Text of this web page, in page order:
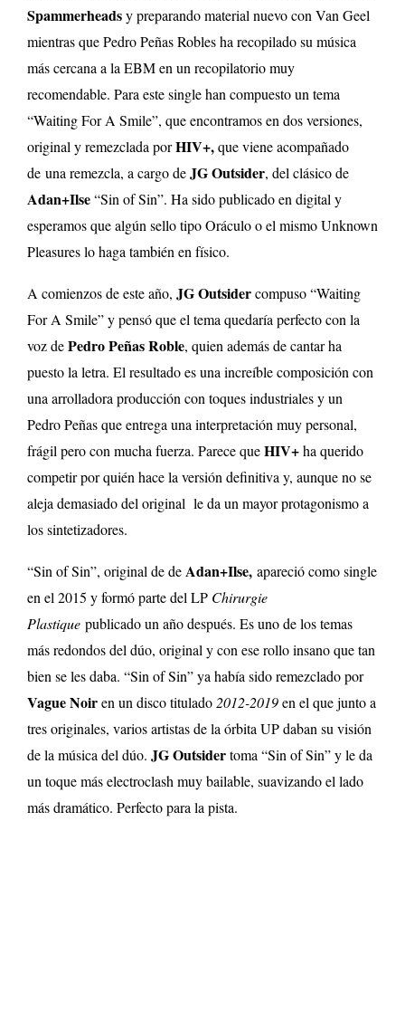
Spammerheadsy preparando material nuevo con Van Geel
mientras que Pedro Peñas Robles ha recopilado su música
más cercana a la EBM en un recopilatorio muy
recomendable. Para este single han compuesto un tema
“Waiting For A Smile”, que encontramos en dos versiones,
original y remezclada porHIV+,que viene acompañado
de una remezcla, a cargo deJG Outsider, del clásico de
Adan+Ilse“Sin of Sin”. Ha sido publicado en digital y
esperamos que algún sello tipo Oráculo o el mismo Unknown
Pleasures lo haga también en físico.
A comienzos de este año, JG Outsidercompuso “Waiting
For A Smile” y pensó que el tema quedaría perfecto con la
voz dePedro Peñas Roble, quien además de cantar ha
puesto la letra. El resultado es una increíble composición con
una arrolladora producción con toques industriales y un
Pedro Peñas que entrega una interpretación muy personal,
frágil pero con mucha fuerza. Parece queHIV+ha querido
competir por quién hace la versión definitiva y, aunque no se
aleja demasiado del original le da un mayor protagonismo a
los sintetizadores.
“Sin of Sin”, original de deAdan+Ilse, apareció como single
en el 2015 y formó parte del LP Chirurgie
Plastique publicado un año después. Es uno de los temas
más redondos del dúo, original y con ese rollo insano que tan
bien se les daba. “Sin of Sin” ya había sido remezclado por
Vague Noiren un disco titulado 2012-2019en el que junto a
tres originales, varios artistas de la órbita UP daban su visión
de la música del dúo. JG Outsidertoma “Sin of Sin” y le da
un toque más electroclash muy bailable, suavizando el lado
más dramático. Perfecto para la pista.